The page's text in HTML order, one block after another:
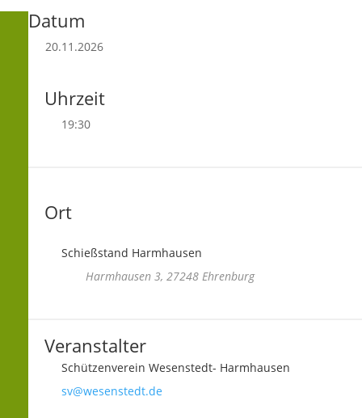
Datum
20.11.2026
Uhrzeit
19:30
Ort
Schießstand Harmhausen
Harmhausen 3, 27248 Ehrenburg
Veranstalter
Schützenverein Wesenstedt- Harmhausen
sv@wesenstedt.de